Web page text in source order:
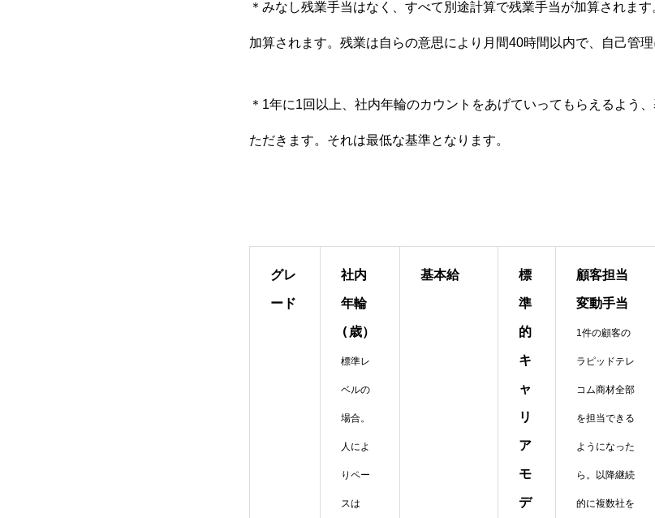
＊みなし残業手当はなく、すべて別途計算で残業手当が加算されま
加算されます。残業は自らの意思により月間40時間以内で、自己管理
＊1年に1回以上、社内年輪のカウントをあげていってもらえるよう
ただきます。それは最低な基準となります。
グレ
ード
社内
年輪
(歳）
標準レ
ベルの
場合。
人によ
りペー
スは
基本給 標
準
的
キ
ャ
リ
ア
モ
デ
顧客担当
変動手当
1件の顧客の
ラピッドテレ
コム商材全部
を担当できる
ようになった
ら。以降継続
的に複数社を